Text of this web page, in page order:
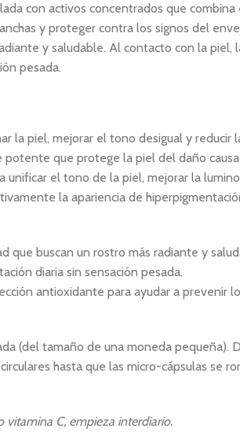
con activos concentrados que
y proteger contra los signos del
y saludable. Al contacto con la
pesada.
la piel, mejorar el tono desigual y reducir
que protege la piel del daño
unificar el tono de la piel, mejorar la
la apariencia de
que buscan un rostro más radiante y
diaria sin sensación pesada.
antioxidante para ayudar a prevenir
(del tamaño de una moneda
hasta que las micro-cápsulas se
vitamina C, empieza interdiario.